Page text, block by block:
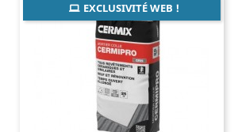
EXCLUSIVITÉ WEB !